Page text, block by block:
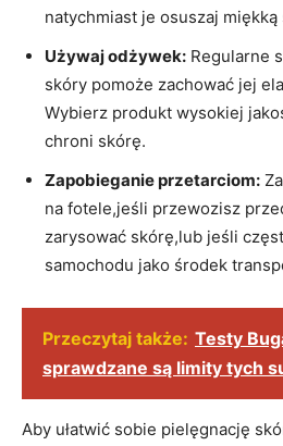
natychmiast je osuszaj miękką
Używaj odżywek: Regularne
skóry pomoże zachować jej
Wybierz produkt wysokiej
chroni skórę.
Zapobieganie przetarciom:
na fotele,jeśli przewozisz
zarysować skórę,lub jeśli
samochodu jako środek
Przeczytaj także: Testy
sprawdzane są limity tych
Aby ułatwić sobie pielęgnację